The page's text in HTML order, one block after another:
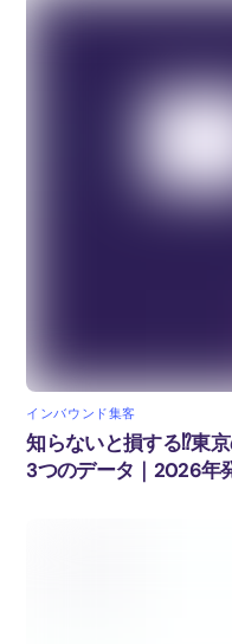
インバウンド集客
知らないと損する⁉東
3つのデータ｜2026年